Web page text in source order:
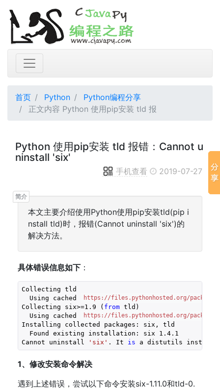
首页 Python
Python编程分享
正文内容 Python 使用pip安装 tld 报
Python 使用pip安装 tld 报错：Cannot u
ninstall 'six'
手机查看 2019-07-27
本文主要介绍使用Python使用pip安装tld(pip i
nstall tld)时，报错(Cannot uninstall 'six')的
解决方法。
具体错误信息如下 ：
Collecting tld
Using cached
https://files.pythonhosted.org/
Collecting six>=1.9 ( from tld)
Using cached
https://files.pythonhosted.org/
Installing collected packages: six, tld
Found existing installation: six 1.4.1
Cannot uninstall
'six' . It is a distutils
1、修改安装命令解决
遇到上述错误，尝试以下命令安装six-1.11.0和tld-0.